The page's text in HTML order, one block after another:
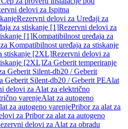
delovi za Ispitna
Rezervni delovi za Uređaji za
za stiskanje [1]Rezervni delovi za
[1]Kompatibilnost uređaja za
Kompatibilnost uređaja za stiskanje
stiskanje [2XL]Rezervni delovi za
[2XL]Za Geberit temperiranje
Geberit Silent-db20 / Geberit
Geberit Silent-db20 / Geberit PEAlat
delovi za Alat za električno
varenjeAlat za autogeno
za autogeno varenjePribor za alat za
za Pribor za alat za autogeno
delovi za Alat za obradu